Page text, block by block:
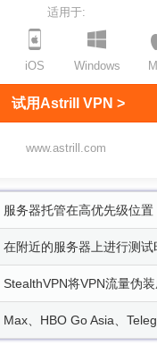
适用于:
Windows
iOS
试用Astrill VPN >
www.astrill.com
服务器托管在高优先级位
在附近的服务器上进行测
StealthVPN将VPN流量伪
Max、HBO Go Asia、